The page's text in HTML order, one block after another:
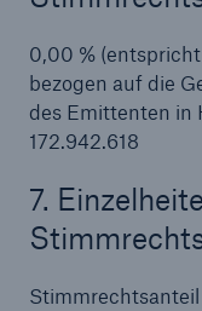
0,00 %
bezogen auf die
des Emittenten in
172.942.618
7.